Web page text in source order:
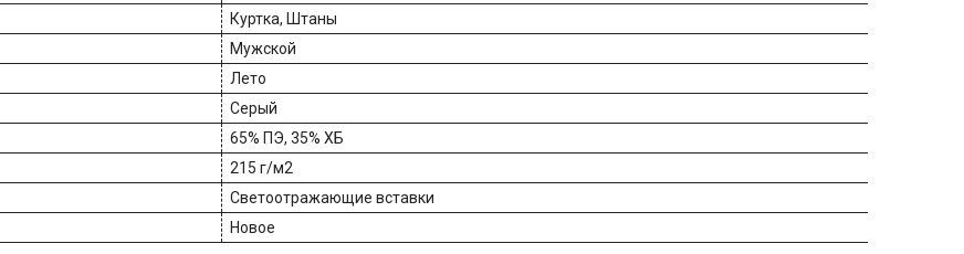
Куртка, Штаны
Мужской
Лето
Серый
65% ПЭ, 35% ХБ
215 г/м2
Светоотражающие вставки
Новое